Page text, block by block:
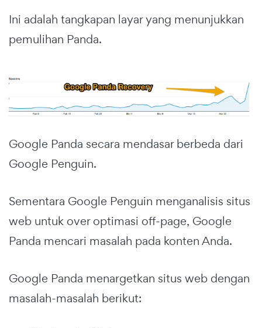
Ini adalah tangkapan layar yang menunjukkan
pemulihan Panda.
Google Panda secara mendasar berbeda dari
Google Penguin.
Sementara Google Penguin menganalisis situs
web untuk over optimasi off-page, Google
Panda mencari masalah pada konten Anda.
Google Panda menargetkan situs web dengan
masalah-masalah berikut: